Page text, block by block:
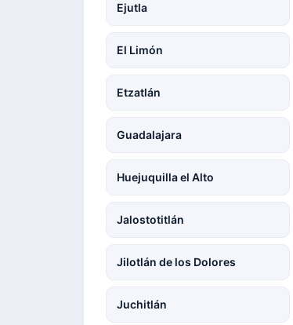
Ejutla
El Limón
Etzatlán
Guadalajara
Huejuquilla el Alto
Jalostotitlán
Jilotlán de los Dolores
Juchitlán